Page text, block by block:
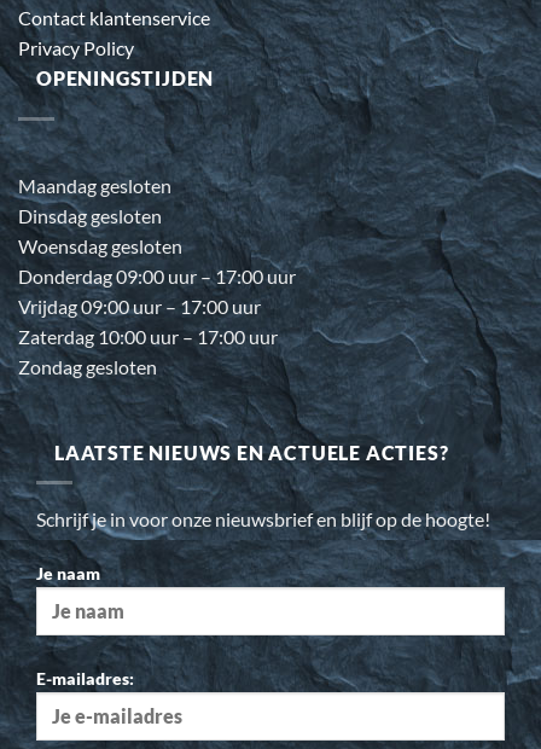
Contact klantenservice
Privacy Policy
OPENINGSTIJDEN
Maandag gesloten
Dinsdag gesloten
Woensdag gesloten
Donderdag 09:00 uur – 17:00 uur
Vrijdag 09:00 uur – 17:00 uur
Zaterdag 10:00 uur – 17:00 uur
Zondag gesloten
LAATSTE NIEUWS EN ACTUELE ACTIES?
Schrijf je in voor onze nieuwsbrief en blijf op de hoogte!
Je naam
E-mailadres: